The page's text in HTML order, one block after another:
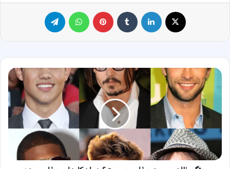
لینکدین ‫تامبلر پینترست
ویژگی
ظاهری
مرد
جذاب
چیست؟
+
راهکارهای
جذاب
بودن